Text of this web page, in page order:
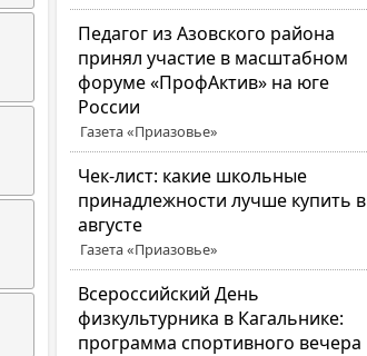
Педагог из Азовского района
принял участие в масштабном
форуме «ПрофАктив» на юге
России
Газета «Приазовье»
Чек-лист: какие школьные
принадлежности лучше купить в
августе
Газета «Приазовье»
Всероссийский День
физкультурника в Кагальнике:
программа спортивного вечера